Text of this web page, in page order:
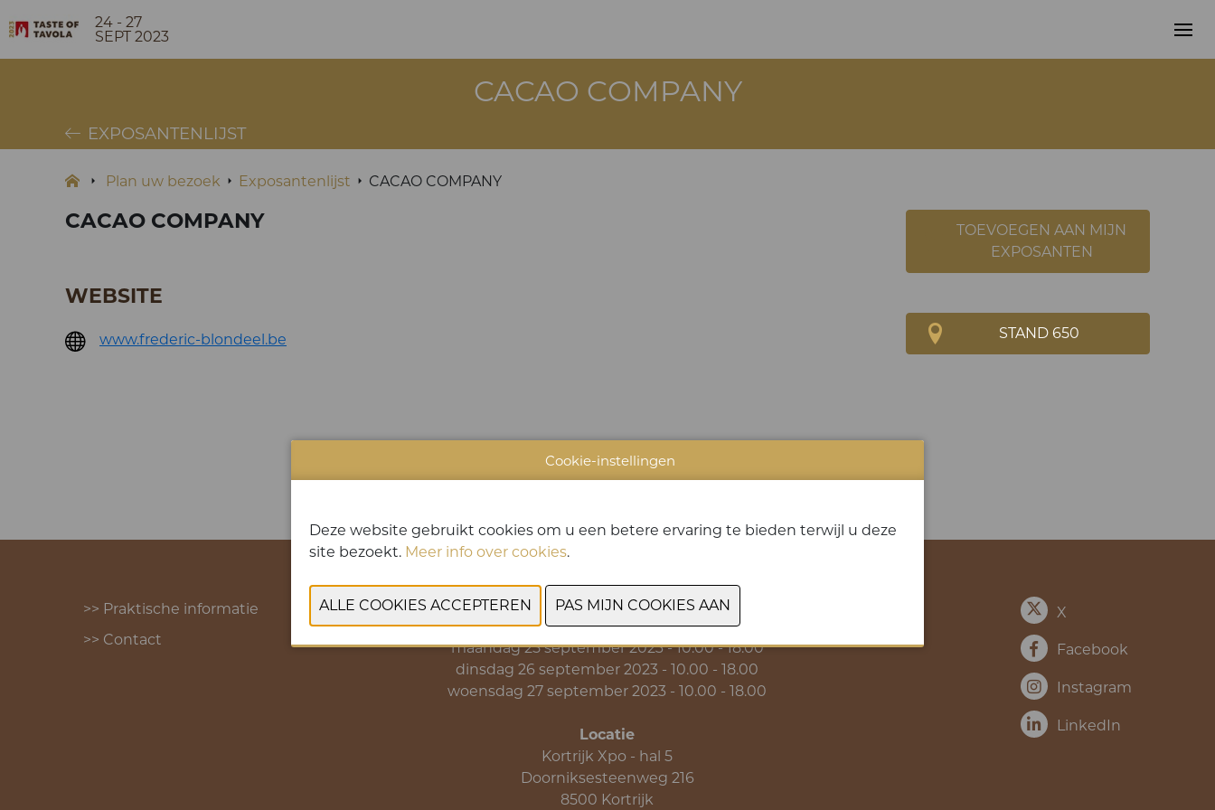
24 - 27
SEPT 2023
CACAO COMPANY
EXPOSANTENLIJST
Plan uw bezoek Exposantenlijst CACAO COMPANY
CACAO COMPANY
TOEVOEGEN AAN MIJN
EXPOSANTEN
STAND 650
WEBSITE
www.frederic-blondeel.be
>> Praktische informatie
>> Contact
Data & Openingsuren
zondag 24 september 2023 - 10.00 - 18.00
maandag 25 september 2023 - 10.00 - 18.00
dinsdag 26 september 2023 - 10.00 - 18.00
woensdag 27 september 2023 - 10.00 - 18.00
Locatie
Kortrijk Xpo - hal 5
Doorniksesteenweg 216
8500 Kortrijk
X
Facebook
Instagram
LinkedIn
Cookie-instellingen
Deze website gebruikt cookies om u een betere ervaring te bieden terwijl u deze
site bezoekt. Meer info over cookies.